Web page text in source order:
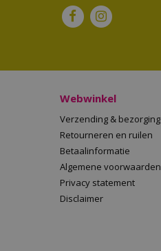
Webwinkel
Verzending & bezorging
Retourneren en ruilen
Betaalinformatie
Algemene voorwaarden
Privacy statement
Disclaimer